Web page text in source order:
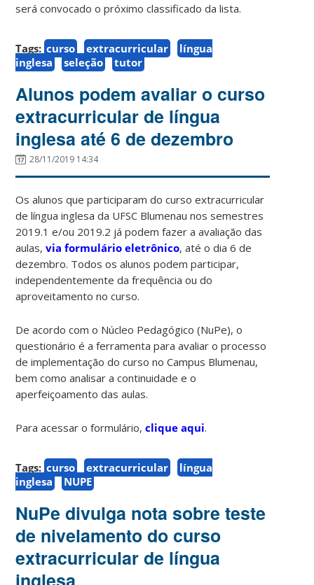
será convocado o próximo classificado da lista.
Tags: curso extracurricular
língua
inglesa
seleção tutor
Alunos podem avaliar o curso
extracurricular de língua
inglesa até 6 de dezembro
28/11/2019 14:34
Os alunos que participaram do curso extracurricular
de língua inglesa da UFSC Blumenau nos semestres
2019.1 e/ou 2019.2 já podem fazer a avaliação das
aulas,via formulário eletrônico, até o dia 6 de
dezembro. Todos os alunos podem participar,
independentemente da frequência ou do
aproveitamento no curso.
De acordo com o Núcleo Pedagógico (NuPe), o
questionário é a ferramenta para avaliar o processo
de implementação do curso no Campus Blumenau,
bem como analisar a continuidade e o
aperfeiçoamento das aulas.
Para acessar o formulário,clique aqui.
Tags: curso extracurricular
língua
inglesa
NUPE
NuPe divulga nota sobre teste
de nivelamento do curso
extracurricular de língua
inglesa